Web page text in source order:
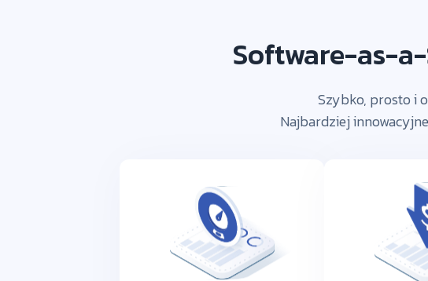
Software-as-
Szybko, prosto i
Najbardziej